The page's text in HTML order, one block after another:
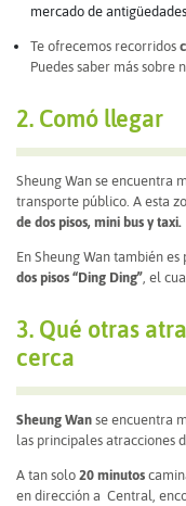
mercado de
Te ofrecemos recorridos
Puedes saber más sobre
2. Comó llegar
Sheung Wan se encuentra
transporte público. A esta
de dos pisos, mini bus y taxi.
En Sheung Wan también
dos pisos “Ding Ding” , el
3. Qué otras
cerca
Sheung Wan se encuentra
las principales atracciones
A tan solo 20 minutos
en dirección a Central,